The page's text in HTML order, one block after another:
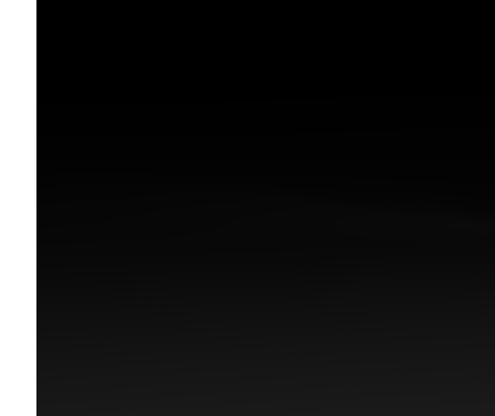
擁有不同的周邊裝置選擇且能立即投入生
是製造、零售、建築、農業、物流、醫療
過去開發人員和工程師在處理複雜應用環
遲要求、能源效率限制和高頻寬無線連接
他們被迫在設計中使用多個晶片，才能妥